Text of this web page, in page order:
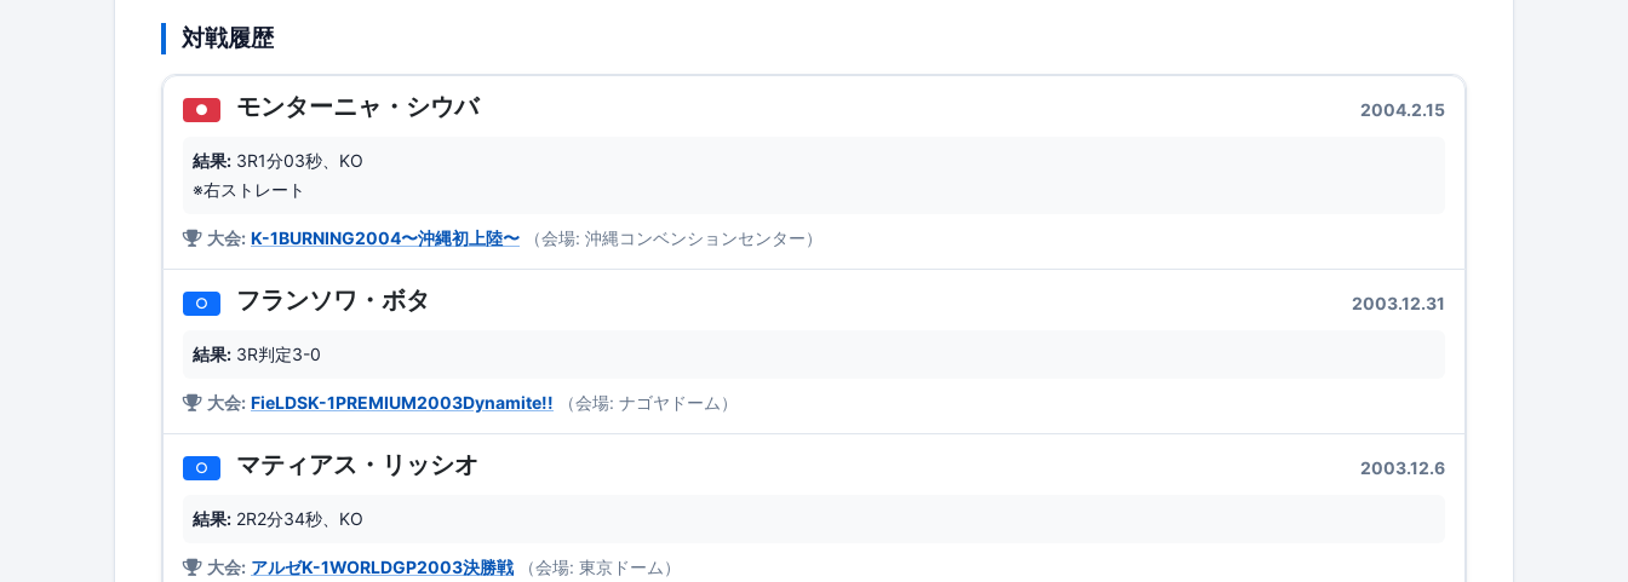
対戦履歴
● モンターニャ・シウバ 2004.2.15
結果: 3R1分03秒、KO
※右ストレート
大会: K-1BURNING2004〜沖縄初上陸〜 （会場: 沖縄コンベンションセンター）
○ フランソワ・ボタ 2003.12.31
結果: 3R判定3-0
大会: FieLDSK-1PREMIUM2003Dynamite!! （会場: ナゴヤドーム）
○ マティアス・リッシオ 2003.12.6
結果: 2R2分34秒、KO
大会: アルゼK-1WORLDGP2003決勝戦 （会場: 東京ドーム）